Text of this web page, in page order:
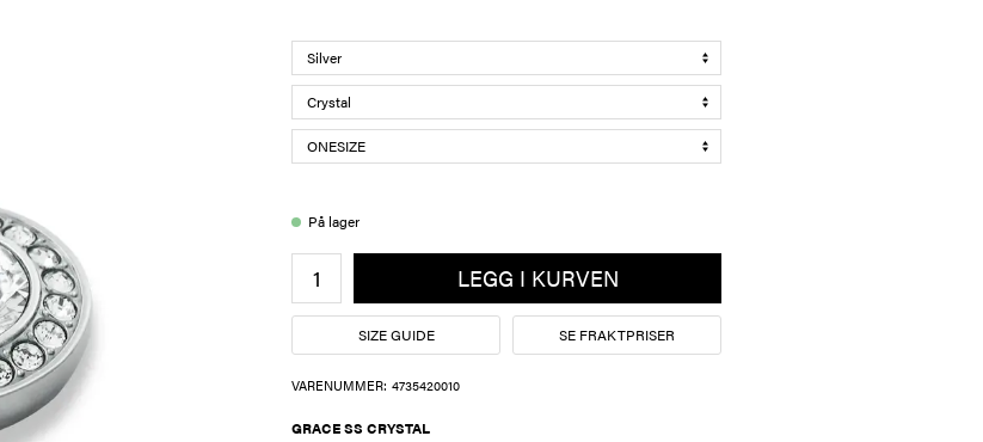
På lager
LEGG I KURVEN
SIZE GUIDE SE FRAKTPRISER
VARENUMMER: 4735420010
GRACE SS CRYSTAL